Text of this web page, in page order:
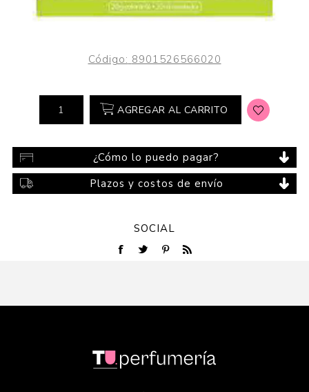
Código: 8901526566020
AGREGAR AL CARRITO
¿Cómo lo puedo pagar?
Plazos y costos de envío
SOCIAL